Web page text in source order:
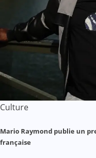
Culture
Mario Raymond publie un
française